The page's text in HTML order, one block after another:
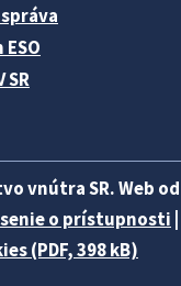
SR
vnútra SR. Web od
o prístupnosti
(PDF, 398 kB)